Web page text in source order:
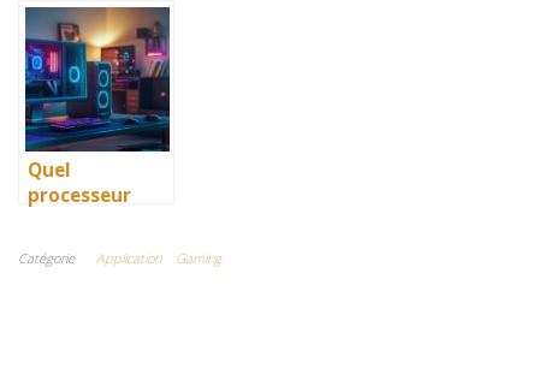
les dernières
nouveautés ?
Quel
processeur
comparatif
Catégorie Application Gaming